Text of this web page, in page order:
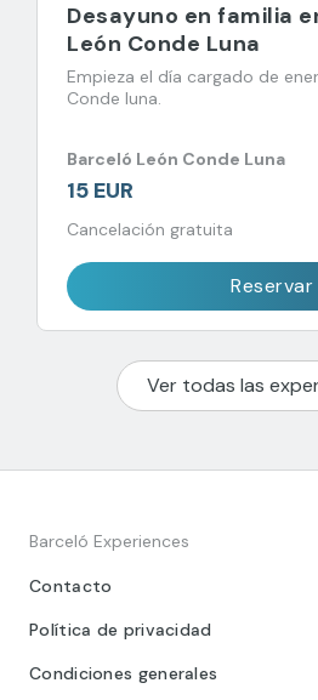
Desayuno en familia
León Conde Luna
Empieza el día cargado de
Conde luna.
Barceló León Conde Luna
15 EUR
Cancelación gratuita
Reservar
Ver todas las
Barceló Experiences
Contacto
Política de privacidad
Condiciones generales